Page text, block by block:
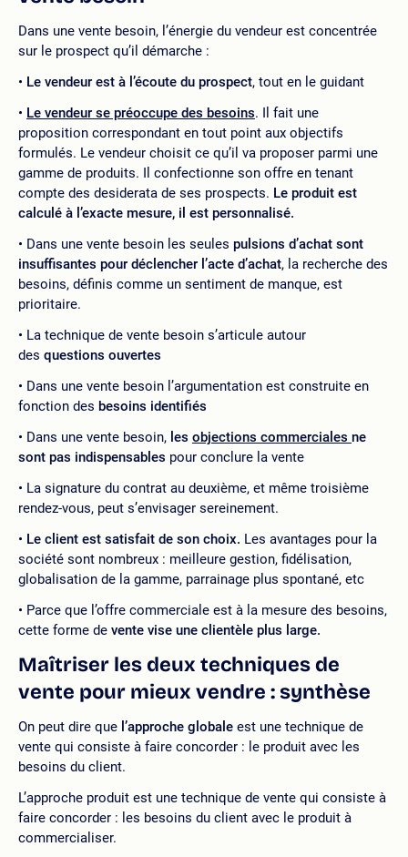
Dans une vente besoin, l’énergie du vendeur est concentrée
sur le prospect qu’il démarche :
Le vendeur est à l’écoute du prospect, tout en le guidant
Le vendeur se préoccupe des besoins. Il fait une
proposition correspondant en tout point aux objectifs
formulés. Le vendeur choisit ce qu’il va proposer parmi une
gamme de produits. Il confectionne son offre en tenant
compte des desiderata de ses prospects. Le produit est
calculé à l’exacte mesure, il est personnalisé.
Dans une vente besoin les seules pulsions d’achat sont
insuffisantes pour déclencher l’acte d’achat, la recherche des
besoins, définis comme un sentiment de manque, est
prioritaire.
La technique de vente besoin s’articule autour
des questions ouvertes
Dans une vente besoin l’argumentation est construite en
fonction des besoins identifiés
Dans une vente besoin, les objections commerciales ne
sont pas indispensables pour conclure la vente
La signature du contrat au deuxième, et même troisième
rendez-vous, peut s’envisager sereinement.
Le client est satisfait de son choix. Les avantages pour la
société sont nombreux : meilleure gestion, fidélisation,
globalisation de la gamme, parrainage plus spontané, etc
Parce que l’offre commerciale est à la mesure des besoins,
cette forme de vente vise une clientèle plus large.
Maîtriser les deux techniques de
vente pour mieux vendre : synthèse
On peut dire que l’approche globale est une technique de
vente qui consiste à faire concorder : le produit avec les
besoins du client.
L’approche produit est une technique de vente qui consiste à
faire concorder : les besoins du client avec le produit à
commercialiser.